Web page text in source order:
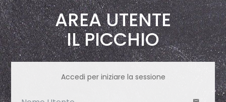
AREA UTENTE
IL PICCHIO
Accedi per iniziare la sessione